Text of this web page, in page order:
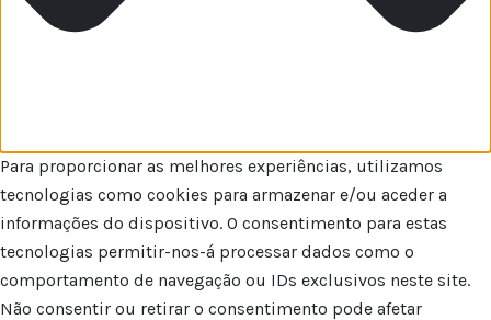
Para proporcionar as melhores experiências, utilizamos
tecnologias como cookies para armazenar e/ou aceder a
informações do dispositivo. O consentimento para estas
tecnologias permitir-nos-á processar dados como o
comportamento de navegação ou IDs exclusivos neste site.
Não consentir ou retirar o consentimento pode afetar